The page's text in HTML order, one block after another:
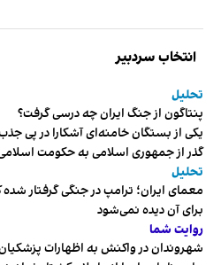
انتخاب سردبیر
تحلیل
پنتاگون از جنگ ایران چه درسی گرفت؟
یکی از بستگان خامنه‌ای آشکارا در پی
گذر از جمهوری اسلامی به حکومت
تحلیل
معمای ایران؛ ترامپ در جنگی گرفتار
برای آن دیده نمی‌شود
روایت شما
شهروندان در واکنش به اظهارات پزشکیان